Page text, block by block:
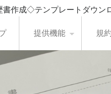
作成◇テンプレートダウ
提供機能 規